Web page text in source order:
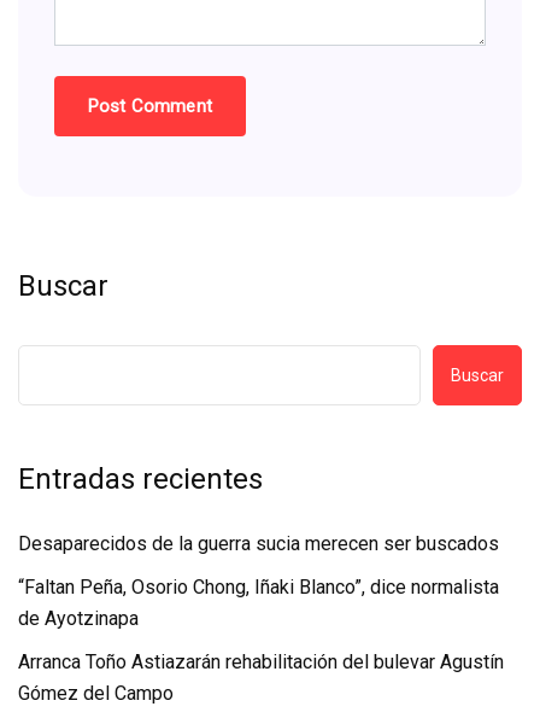
Buscar
Buscar
Entradas recientes
Desaparecidos de la guerra sucia merecen ser buscados
“Faltan Peña, Osorio Chong, Iñaki Blanco”, dice normalista
de Ayotzinapa
Arranca Toño Astiazarán rehabilitación del bulevar Agustín
Gómez del Campo